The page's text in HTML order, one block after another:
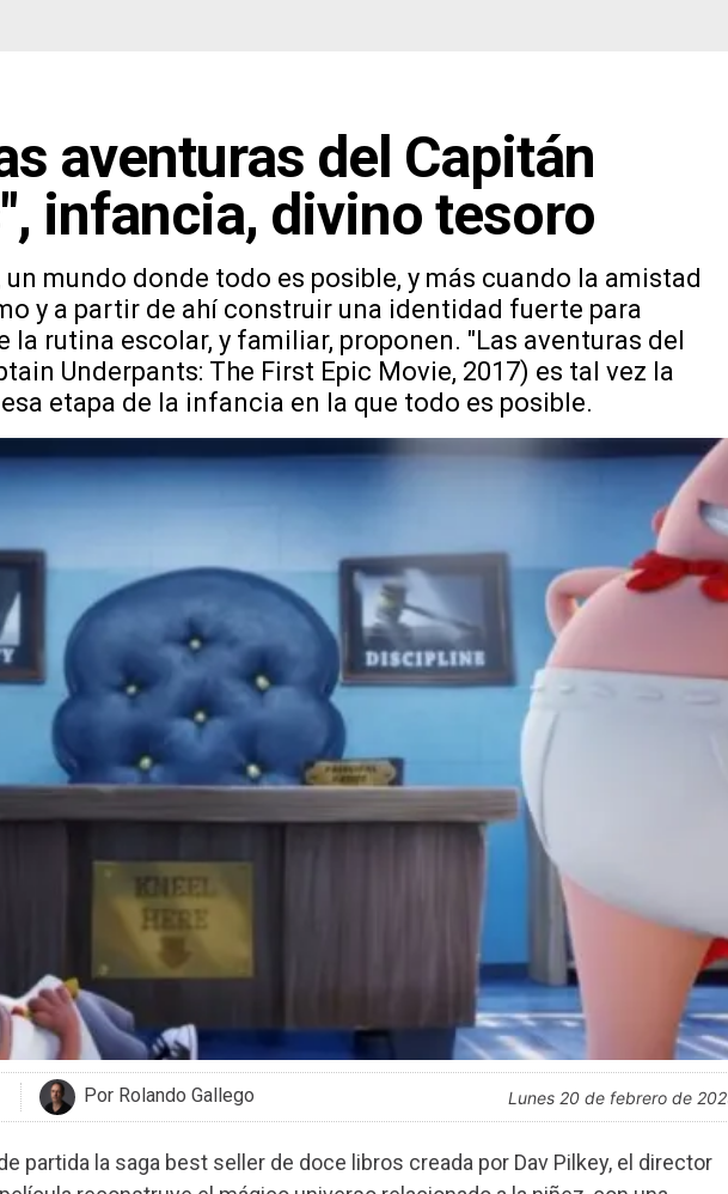
aventuras del Capitán
infancia, divino tesoro
mundo donde todo es posible, y más cuando la amistad
y a partir de ahí construir una identidad fuerte para
rutina escolar, y familiar, proponen. "Las aventuras del
Underpants: The First Epic Movie, 2017) es tal vez la
etapa de la infancia en la que todo es posible.
Por Rolando Gallego lunes 20 de febrero de
partida la saga best seller de doce libros creada por Dav Pilkey, el director